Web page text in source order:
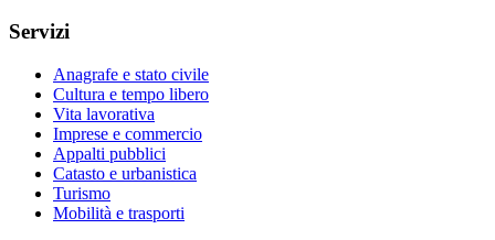
Servizi
Anagrafe e stato civile
Cultura e tempo libero
Vita lavorativa
Imprese e commercio
Appalti pubblici
Catasto e urbanistica
Turismo
Mobilità e trasporti